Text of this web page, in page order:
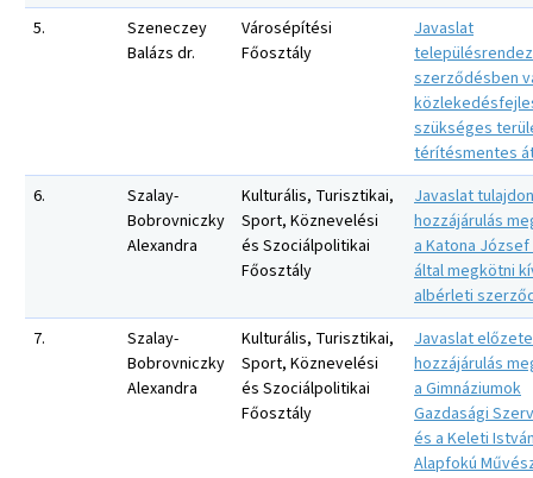
5.
Szeneczey
Balázs dr.
Városépítési
Főosztály
Javaslat
szerződésben
szükséges
térítésmentes
6.
Szalay-
Bobrovniczky
Alexandra
Kulturális, Turisztikai,
Sport, Köznevelési
és Szociálpolitikai
Főosztály
Javaslat
hozzájárulás
a Katona József
által megkötni
albérleti
7.
Szalay-
Bobrovniczky
Alexandra
Kulturális, Turisztikai,
Sport, Köznevelési
és Szociálpolitikai
Főosztály
Javaslat
hozzájárulás
a Gimnáziumok
Gazdasági
és a Keleti
Alapfokú